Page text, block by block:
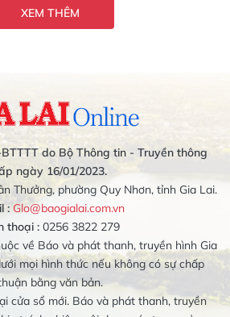
XEM THÊM
do Bộ Thông tin - Truyền thông
ngày 16/01/2023.
Thưởng, phường Quy Nhơn, tỉnh Gia Lai.
: Glo@baogialai.com.vn
thoại : 0256 3822 279
về Báo và phát thanh, truyền hình Gia
mọi hình thức nếu không có sự chấp
bằng văn bản.
cửa sổ mới. Báo và phát thanh, truyền